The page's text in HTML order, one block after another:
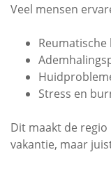
Veel mensen
Reumatische
Stress en
Dit maakt de
vakantie, maar